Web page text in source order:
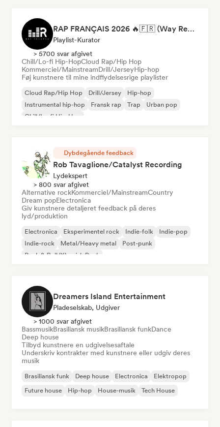
RAP FRANÇAIS 2026 🔥🇫🇷 (Way Records)
Playlist-Kurator
> 5700 svar afgivet
Chill/Lo-fi Hip-HopCloud Rap/Hip Hop
Kommerciel/MainstreamDrill/JerseyHip-hop
Føj kunstnere til mine indflydelsesrige playlister
Cloud Rap/Hip Hop Drill/Jersey
Hip-hop
Instrumental hip-hop
Fransk rap Trap
Urban pop
Chill/Lo-fi Hip-Hop
Dybdegående feedback
Rob Tavaglione/Catalyst Recording
Lydekspert
> 800 svar afgivet
Alternative rockKommerciel/MainstreamCountry
Dream popElectronica
Giv kunstnere detaljeret feedback på deres
lyd/produktion
Electronica Eksperimentel rock Indie-folk
Indie-pop
Indie-rock
Metal/Heavy metal
Post-punk
Rock & Roll/Klassisk Rock
Dreamers Island Entertainment
Pladeselskab, Udgiver
> 1000 svar afgivet
BassmusikBrasiliansk musikBrasiliansk funkDance
Deep house
Tilbyd kunstnere en udgivelsesaftale
Underskriv kontrakter med kunstnere eller udgiv deres
musik
Brasiliansk funk Deep house Electronica
Elektropop
Future house
Hip-hop House-musik Tech House